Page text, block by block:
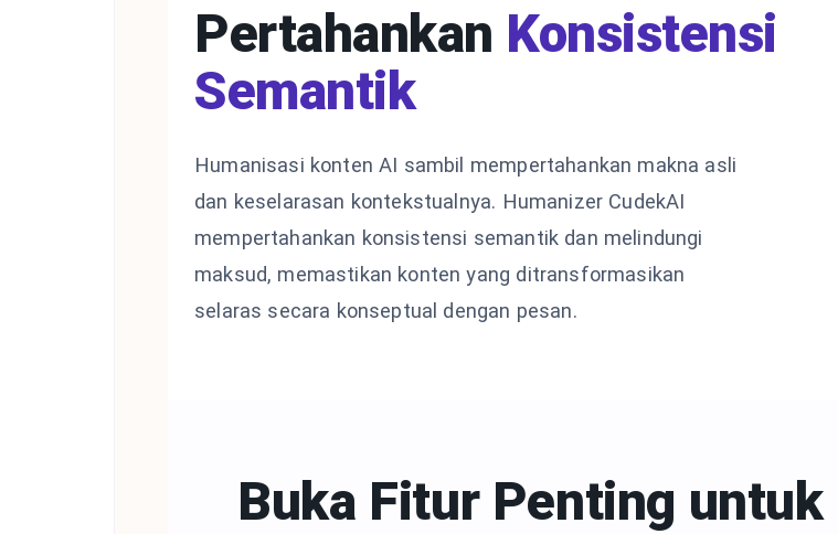
Pertahankan Konsistensi
Semantik
Humanisasi konten AI sambil mempertahankan makna asli
dan keselarasan kontekstualnya. Humanizer CudekAI
mempertahankan konsistensi semantik dan melindungi
maksud, memastikan konten yang ditransformasikan
selaras secara konseptual dengan pesan.
Buka Fitur Penting untuk